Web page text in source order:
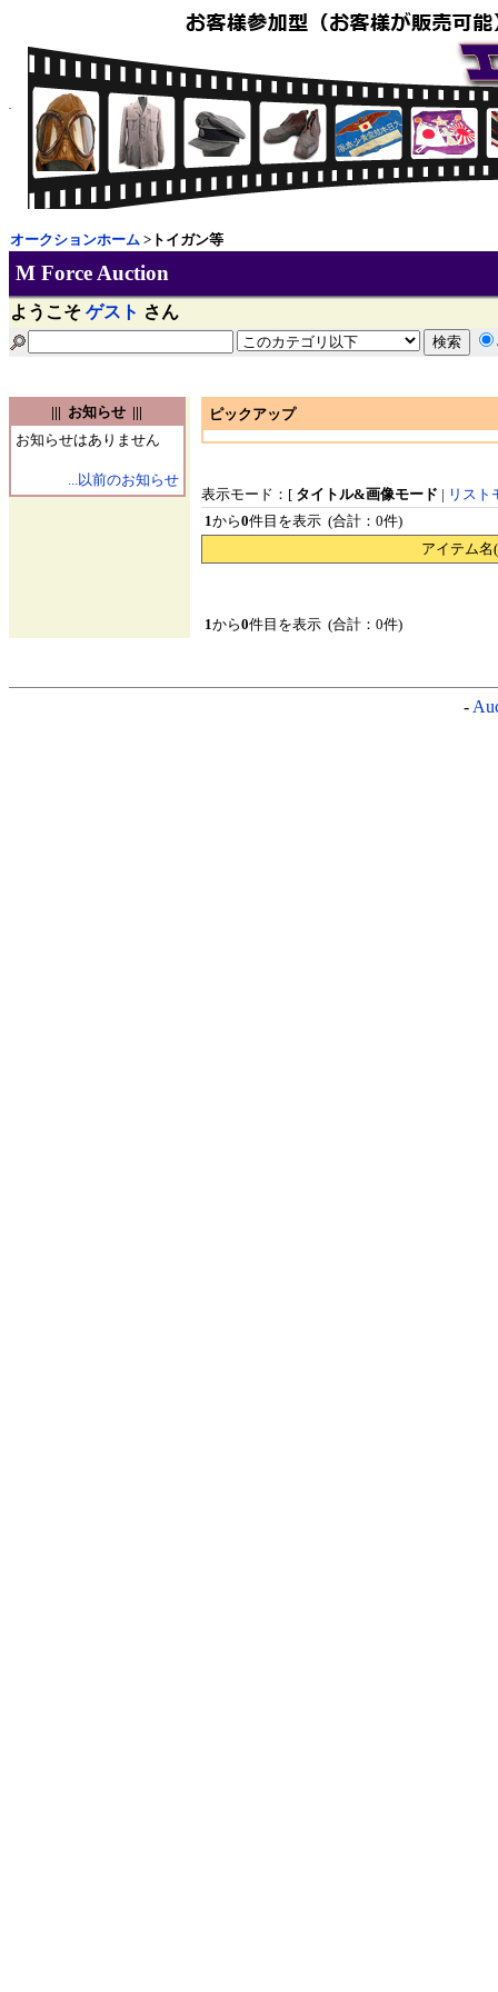
オークションホーム >トイガン等
M Force Auction
ようこそ ゲスト さん
||| お知らせ |||
お知らせはありません
...以前のお知らせ
ピックアップ
表示モード：[ タイトル&画像モード | リスト
1から0件目を表示 (合計：0件)
アイテム名
1から0件目を表示 (合計：0件)
-